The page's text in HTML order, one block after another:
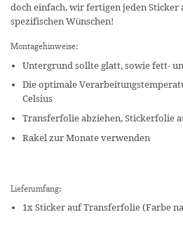
doch einfach, wir fertigen jeden
spezifischen Wünschen!
Montagehinweise:
Untergrund sollte glatt, sowie fett-
Die optimale
Celsius
Transferfolie abziehen, Stickerfolie
Rakel zur Monate verwenden
Lieferumfang:
1x Sticker auf Transferfolie (Farbe